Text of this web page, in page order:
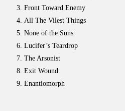
Front Toward Enemy
All The Vilest Things
None of the Suns
Lucifer’s Teardrop
The Arsonist
Exit Wound
Enantiomorph